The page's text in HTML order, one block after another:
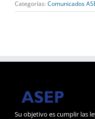
Categorías: Comunicados
Su objetivo es cumplir las